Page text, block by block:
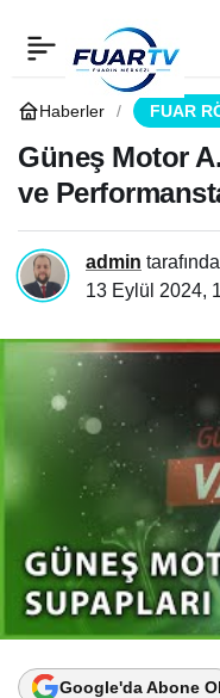
Haberler FUAR
Güneş Motor
ve
admin
13 Eylül 2024,
Google'da Abone Ol
Güneş Motor A.Ş.
Supapları: Kalitede ve
Performansta Lider